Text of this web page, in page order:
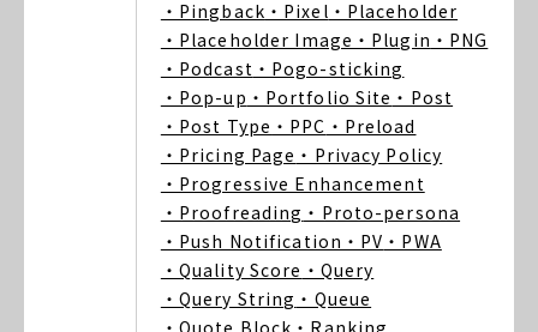
・Pingback ・Pixel ・Placeholder
・Placeholder Image ・Plugin ・PNG
・Podcast ・Pogo-sticking
・Pop-up ・Portfolio Site ・Post
・Post Type ・PPC ・Preload
・Pricing Page ・Privacy Policy
・Progressive Enhancement
・Proofreading ・Proto-persona
・Push Notification ・PV ・PWA
・Quality Score ・Query
・Query String ・Queue
・Quote Block ・Ranking